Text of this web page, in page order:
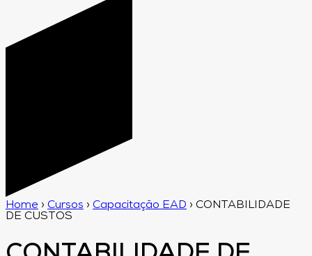
Home › Cursos › Capacitação EAD › CONTABILIDADE
DE CUSTOS